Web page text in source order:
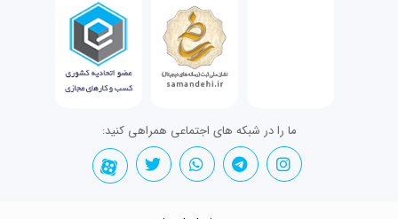
ما را در شبکه های اجتماعی همراهی کنید: